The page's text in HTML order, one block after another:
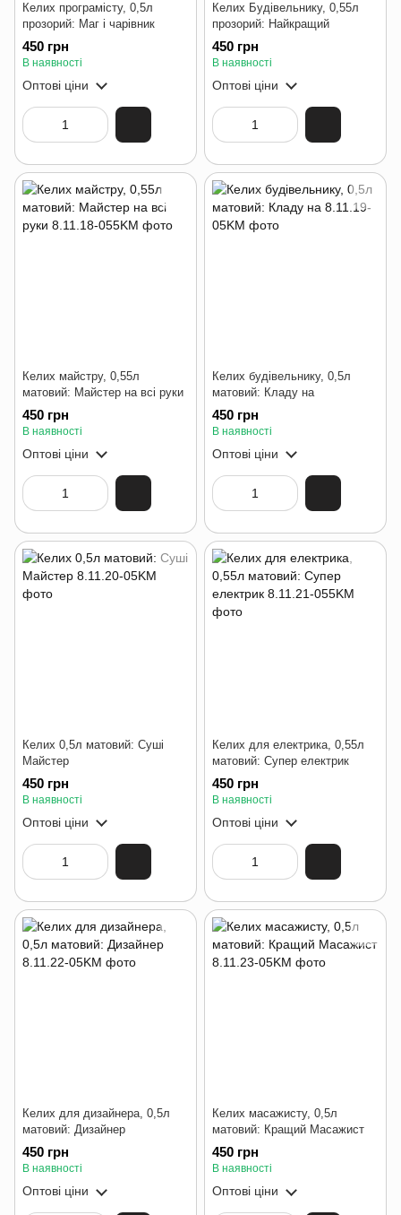
Келих програмісту, 0,5л
прозорий: Маг і чарівник
450 грн
В наявності
Оптові ціни
Келих Будівельнику, 0,55л
прозорий: Найкращий
450 грн
В наявності
Оптові ціни
Келих майстру, 0,55л
матовий: Майстер на всі руки
450 грн
В наявності
Оптові ціни
Келих будівельнику, 0,5л
матовий: Кладу на
450 грн
В наявності
Оптові ціни
Келих 0,5л матовий: Суші
Майстер
450 грн
В наявності
Оптові ціни
Келих для електрика, 0,55л
матовий: Супер електрик
450 грн
В наявності
Оптові ціни
Келих для дизайнера, 0,5л
матовий: Дизайнер
450 грн
В наявності
Оптові ціни
Келих масажисту, 0,5л
матовий: Кращий Масажист
450 грн
В наявності
Оптові ціни